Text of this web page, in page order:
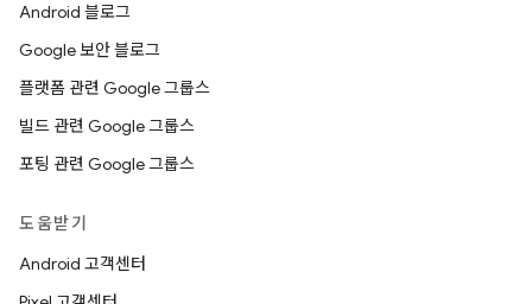
Android 블로그
Google 보안 블로그
플랫폼 관련 Google 그룹스
빌드 관련 Google 그룹스
포팅 관련 Google 그룹스
도움받기
Android 고객센터